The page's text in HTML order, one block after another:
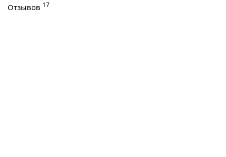
Отзывов 17